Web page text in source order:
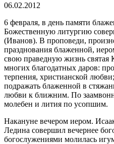
06.02.2012
6 февраля, в день памяти
Божественную литургию
(Иванов). В проповеди,
празднования блаженной,
свою праведную жизнь святая
многих благодатных даров:
терпения, христианской
подражать блаженной в
любви к ближним. По
молебен и лития по усопшим.
Накануне вечером иером.
Ледина совершил вечернее
богослужениями молилась